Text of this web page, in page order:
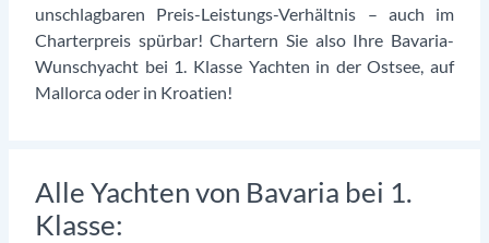
unschlagbaren Preis-Leistungs-Verhältnis – auch im
Charterpreis spürbar! Chartern Sie also Ihre Bavaria-
Wunschyacht bei 1. Klasse Yachten in der Ostsee, auf
Mallorca oder in Kroatien!
Alle Yachten von Bavaria bei 1.
Klasse: